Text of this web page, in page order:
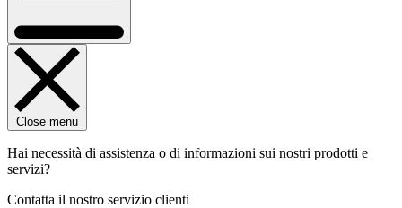
Close menu
Hai necessità di assistenza o di informazioni sui nostri prodotti e
servizi?
Contatta il nostro servizio clienti